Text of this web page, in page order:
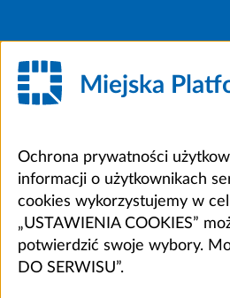
Miejska
Ochrona prywatności
informacji o użytkownikach
cookies wykorzystujemy w
„USTAWIENIA COOKIES”
potwierdzić swoje wybory.
DO SERWISU”.